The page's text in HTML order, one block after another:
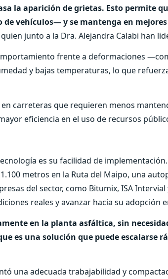
la aparición de grietas. Esto permite
de vehículos— y se mantenga en
quien junto a la Dra. Alejandra Calabi han
frente a deformaciones
y bajas temperaturas, lo que
carreteras que requieren menos
eficiencia en el uso de recursos
es su facilidad de
metros en la Ruta del Maipo, una
del sector, como Bitumix, ISA
reales y avanzar hacia su adopción
en la planta asfáltica, sin
es una solución que puede escalarse
una adecuada trabajabilidad y